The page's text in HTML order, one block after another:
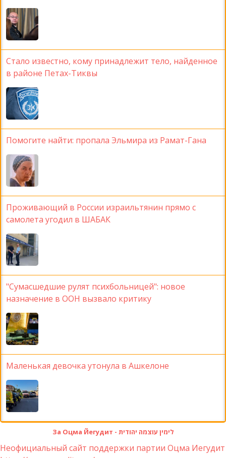
Стало известно, кому принадлежит тело, найденное
в районе Петах-Тиквы
Помогите найти: пропала Эльмира из Рамат-Гана
Проживающий в России израильтянин прямо с
самолета угодил в ШАБАК
"Сумасшедшие рулят психбольницей": новое
назначение в ООН вызвало критику
Маленькая девочка утонула в Ашкелоне
За Оцма Йегудит - לימין עוצמה יהודית
Неофициальный сайт поддержки партии Оцма Иегудит